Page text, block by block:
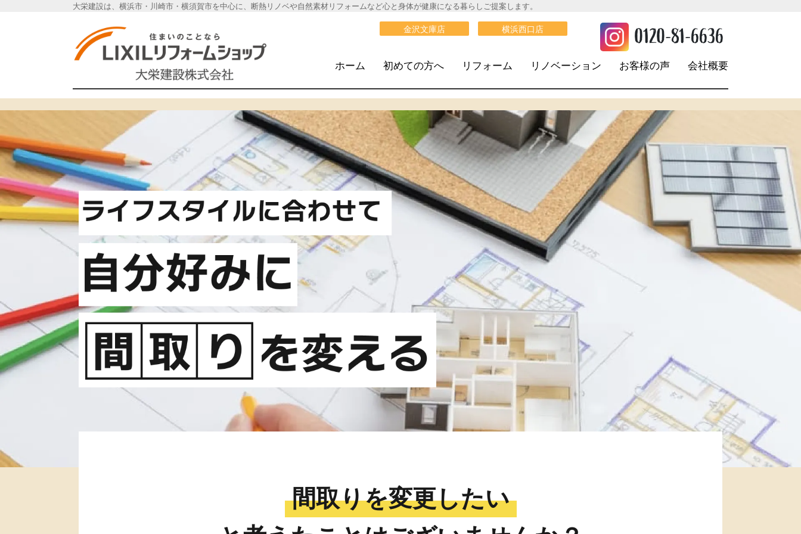
大栄建設は、横浜市・川崎市・横須賀市を中心に、断熱リノベや自然素材リフォームなど心と身体が健康になる暮らしご提案します。
横浜市のリフォーム《大栄建設》 金沢文庫店 横浜西口店 0120-81-6636
ホーム 初めての方へ リフォーム リノベーション お客様の声 会社概要
間取りを変更したい